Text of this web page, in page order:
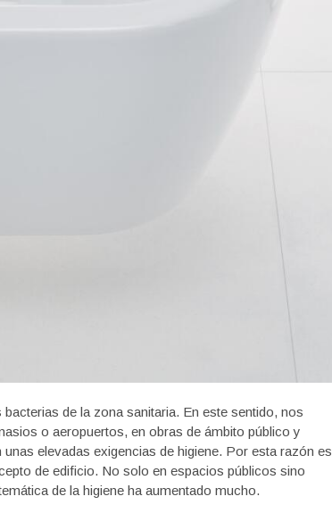
de la zona sanitaria. En este sentido, nos
o aeropuertos, en obras de ámbito público y
elevadas exigencias de higiene. Por esta razón es
de edificio. No solo en espacios públicos sino
de la higiene ha aumentado mucho.